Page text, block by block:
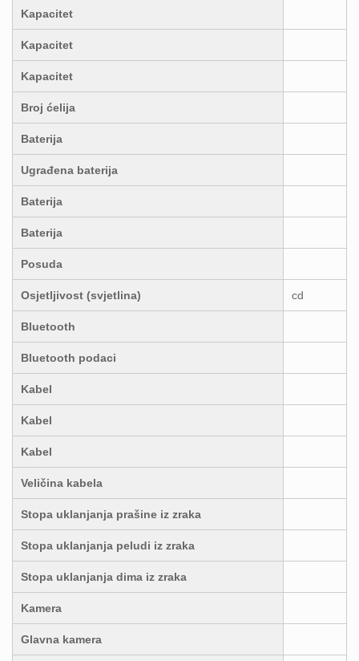
Kapacitet
Kapacitet
Kapacitet
Broj ćelija
Baterija
Ugrađena baterija
Baterija
Baterija
Posuda
Osjetljivost (svjetlina) cd
Bluetooth
Bluetooth podaci
Kabel
Kabel
Kabel
Veličina kabela
Stopa uklanjanja prašine iz zraka
Stopa uklanjanja peludi iz zraka
Stopa uklanjanja dima iz zraka
Kamera
Glavna kamera